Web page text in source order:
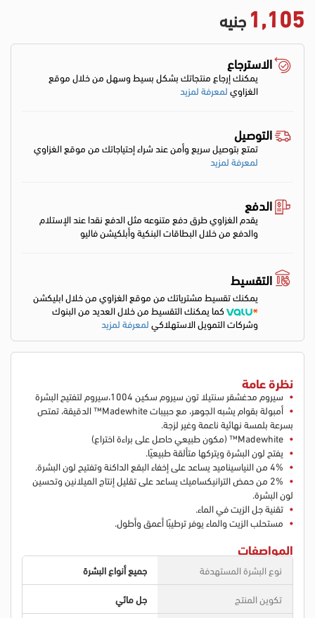
1,105 جنيه
الاسترجاع
يمكنك إرجاع منتجاتك بشكل بسيط وسهل من خلال موقع
الغزاويلمعرفة لمزيد
التوصيل
تمتع بتوصيل سريع وأمن عند شراء إحتياجاتك من موقع الغزاوي
لمعرفة لمزيد
الدفع
يقدم الغزاوي طرق دفع متنوعه مثل الدفع نقدا عند الإستلام
والدفع من خلال البطاقات البنكية وأبلكيشن فاليو
التقسيط
يمكنك تقسيط مشترياتك من موقع الغزاوي من خلال ابليكشن
كما يمكنك التقسيط من خلال العديد من البنوك
وشركات التمويل الاستهلاكيلمعرفة لمزيد
نظرة عامة
سيروم مدغشقر سنتيلا تون سيروم سكين 1004،سيروم لتفتيح البشرة
أمبولة بقوام يشبه الجوهر، مع حبيبات Madewhite™ الدقيقة، تمتص
بسرعة بلمسة نهائية ناعمة وغير لزجة.
Madewhite™ (مكون طبيعي حاصل على براءة اختراع)
يفتح لون البشرة ويتركها متألقة طبيعيًا.
4% من النياسيناميد يساعد على إخفاء البقع الداكنة وتفتيح لون البشرة.
2% من حمض الترانيكساميك يساعد على تقليل إنتاج الميلانين وتحسين
لون البشرة.
تقنية جل الزيت في الماء.
مستحلب الزيت والماء يوفر ترطيبًا أعمق وأطول.
المواصفات
نوع البشرة المستهدفة
جميع أنواع البشرة
تكوين المنتج
جل مائي